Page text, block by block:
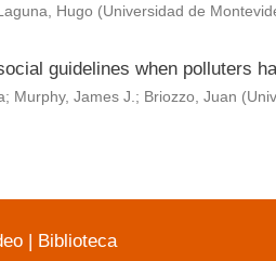
Hugo (Universidad de
guidelines when polluters
; Murphy, James J.; Briozzo, Juan (
| Biblioteca